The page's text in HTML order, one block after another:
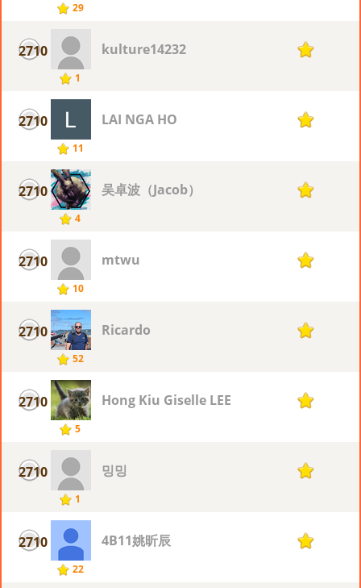
29
2710
1
kulture14232 1
2710
11
LAI NGA HO 1
2710
4
吴卓波（Jacob） 1
2710
10
mtwu 1
2710
52
Ricardo 1
2710
5
Hong Kiu Giselle LEE 1
2710
1
밍밍 1
2710
22
4B11姚昕辰 1